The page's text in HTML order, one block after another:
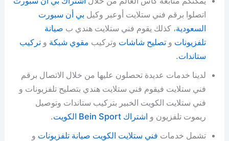
اتصلوا برقم فني ستلايت أوعبر وكيل بي أن سبورت
السعودية، كذلك يقوم فني ستلايت هندي ب صيانة
تلفزيونات وتصليح شاشات وتركيب مقوي شبكة وتركيب
ستاندات.
لدينا خدمات عديدة تحصلون عليها من خلال الاتصال برقم
فني ستلايت فيقوم فني ستلايت هندي بتصليح تلفزيونات و
فني ستلايت الكويت الخبير بتركيب ستاندات وتوصيل
ريموت تلفزيون و اشتراك Bein Sport الكويت
.
تشمل خدمات فني ستلايت الكويت صيانة تلفزيونات و